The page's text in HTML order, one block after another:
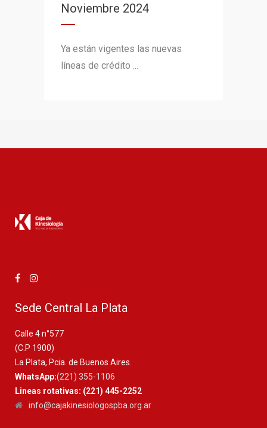
Noviembre 2024
Ya están vigentes las nuevas
líneas de crédito ...
Sede Central La Plata
Calle 4 n°577
(C.P 1900)
La Plata, Pcia. de Buenos Aires.
WhatsApp:(221) 355-1106
Lineas rotativas: (221) 445-2252
info@cajakinesiologospba.org.ar